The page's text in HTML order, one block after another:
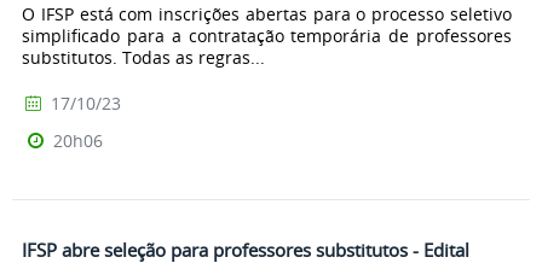
O IFSP está com inscrições abertas para o processo seletivo
simplificado para a contratação temporária de professores
substitutos. Todas as regras...
17/10/23
20h06
IFSP abre seleção para professores substitutos - Edital